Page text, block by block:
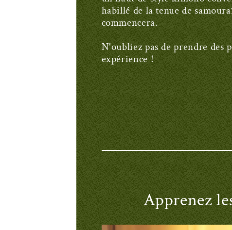
habillé de la tenue de
commencera.
N'oubliez pas de prendre des
expérience !
Apprenez